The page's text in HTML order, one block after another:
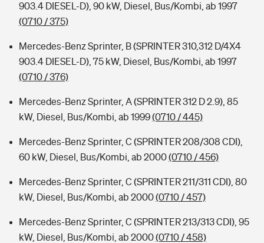
903.4 DIESEL-D), 90 kW, Diesel, Bus/Kombi, ab 1997
(0710 / 375)
Mercedes-Benz Sprinter, B (SPRINTER 310,312 D/4X4
903.4 DIESEL-D), 75 kW, Diesel, Bus/Kombi, ab 1997
(0710 / 376)
Mercedes-Benz Sprinter, A (SPRINTER 312 D 2.9), 85
kW, Diesel, Bus/Kombi, ab 1999(0710 / 445)
Mercedes-Benz Sprinter, C (SPRINTER 208/308 CDI),
60 kW, Diesel, Bus/Kombi, ab 2000(0710 / 456)
Mercedes-Benz Sprinter, C (SPRINTER 211/311 CDI), 80
kW, Diesel, Bus/Kombi, ab 2000(0710 / 457)
Mercedes-Benz Sprinter, C (SPRINTER 213/313 CDI), 95
kW, Diesel, Bus/Kombi, ab 2000(0710 / 458)